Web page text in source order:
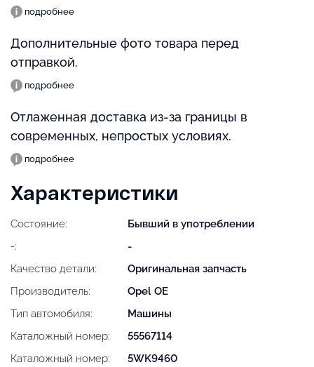
подробнее
Дополнительные фото товара перед
отправкой.
подробнее
Отлаженная доставка из-за границы в
современных, непростых условиях.
подробнее
Характеристики
Состояние:
Бывший в употреблении
-:
-
Качество детали:
Оригинальная запчасть
Производитель:
Opel OE
Тип автомобиля:
Машины
Каталожный номер:
55567114
Каталожный номер:
5WK9460